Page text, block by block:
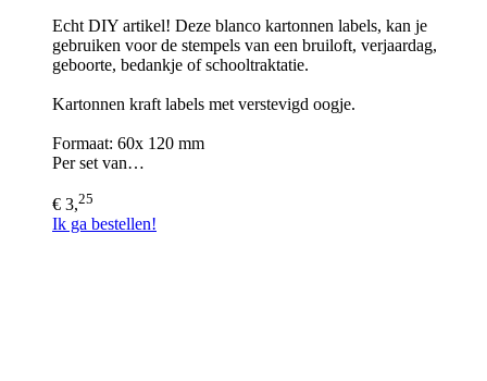
Echt DIY artikel! Deze blanco kartonnen labels, kan je
gebruiken voor de stempels van een bruiloft, verjaardag,
geboorte, bedankje of schooltraktatie.
Kartonnen kraft labels met verstevigd oogje.
Formaat: 60x 120 mm
Per set van…
€ 3,25
Ik ga bestellen!